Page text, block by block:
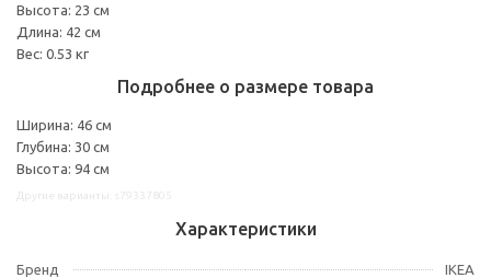
Высота: 23 см
Длина: 42 см
Вес: 0.53 кг
Подробнее о размере товара
Ширина: 46 см
Глубина: 30 см
Высота: 94 см
Характеристики
Бренд IKEA